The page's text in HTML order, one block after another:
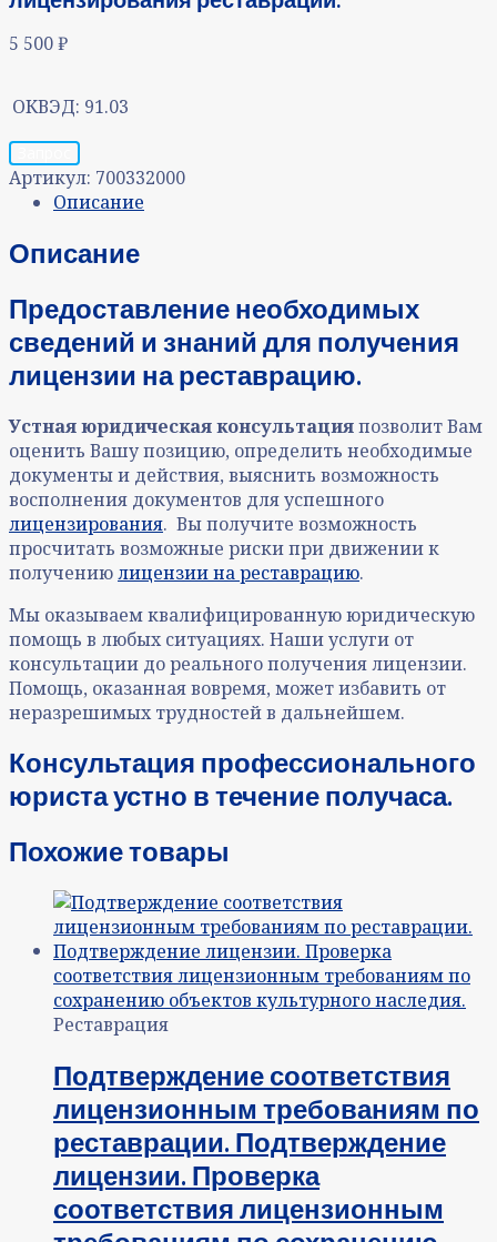
5 500₽
ОКВЭД: 91.03
Артикул: 700332000
Описание
Описание
Предоставление необходимых
сведений и знаний для получения
лицензии на реставрацию.
Устная юридическая консультацияпозволит Вам
оценить Вашу позицию, определить необходимые
документы и действия, выяснить возможность
восполнения документов для успешного
лицензирования. Вы получите возможность
просчитать возможные риски при движении к
получениюлицензии на реставрацию.
Мы оказываем квалифицированную юридическую
помощь в любых ситуациях. Наши услуги от
консультации до реального получения лицензии.
Помощь, оказанная вовремя, может избавить от
неразрешимых трудностей в дальнейшем.
Консультация профессионального
юриста устно в течение получаса.
Похожие товары
Реставрация
Подтверждение соответствия
лицензионным требованиям по
реставрации. Подтверждение
лицензии. Проверка
соответствия лицензионным